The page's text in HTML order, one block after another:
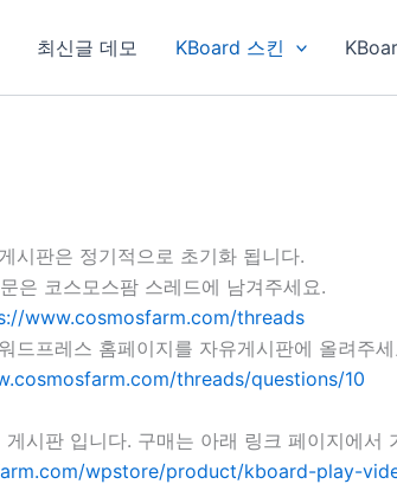
최신글 데모 KBoard 스킨
시판은 정기적으로 초기화 됩니다.
은 코스모스팜 스레드에 남겨주세요.
www.cosmosfarm.com/threads
드프레스 홈페이지를 자유게시판에 올려주
threads/questions/10
시판 입니다. 구매는 아래 링크 페이지에서
wpstore/product/kboard-play-